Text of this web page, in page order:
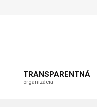
TRANSPARENTNÁ
organizácia